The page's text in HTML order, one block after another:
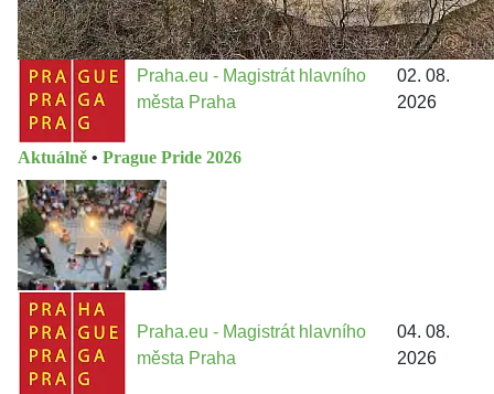
Praha.eu - Magistrát hlavního
města Praha
02. 08.
2026
Aktuálně • Prague Pride 2026
Praha.eu - Magistrát hlavního
města Praha
04. 08.
2026